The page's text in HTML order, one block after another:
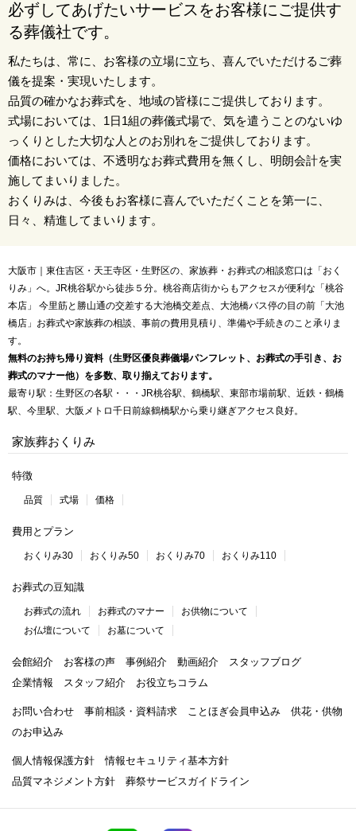
必ずしてあげたいサービスをお客様にご提供す
る葬儀社です。
私たちは、常に、お客様の立場に立ち、喜んでいただけるご葬
儀を提案・実現いたします。
品質の確かなお葬式を、地域の皆様にご提供しております。
式場においては、1日1組の葬儀式場で、気を遣うことのないゆ
っくりとした大切な人とのお別れをご提供しております。
価格においては、不透明なお葬式費用を無くし、明朗会計を実
施してまいりました。
おくりみは、今後もお客様に喜んでいただくことを第一に、
日々、精進してまいります。
大阪市｜東住吉区・天王寺区・生野区の、家族葬・お葬式の相談窓口は「おく
りみ」へ。JR桃谷駅から徒歩５分。桃谷商店街からもアクセスが便利な「桃谷
本店」 今里筋と勝山通の交差する大池橋交差点、大池橋バス停の目の前「大池
橋店」お葬式や家族葬の相談、事前の費用見積り、準備や手続きのこと承りま
す。
無料のお持ち帰り資料（生野区優良葬儀場パンフレット、お葬式の手引き、お
葬式のマナー他）を多数、取り揃えております。
最寄り駅：生野区の各駅・・・JR桃谷駅、鶴橋駅、東部市場前駅、近鉄・鶴橋
駅、今里駅、大阪メトロ千日前線鶴橋駅から乗り継ぎアクセス良好。
家族葬おくりみ
特徴
品質 式場 価格
費用とプラン
おくりみ30 おくりみ50 おくりみ70 おくりみ110
お葬式の豆知識
お葬式の流れ お葬式のマナー
お供物について
お仏壇について
お墓について
会館紹介 お客様の声 事例紹介 動画紹介
スタッフブログ
企業情報
スタッフ紹介 お役立ちコラム
お問い合わせ 事前相談・資料請求 ことほぎ会員申込み
供花・供物
のお申込み
個人情報保護方針
情報セキュリティ基本方針
品質マネジメント方針
葬祭サービスガイドライン